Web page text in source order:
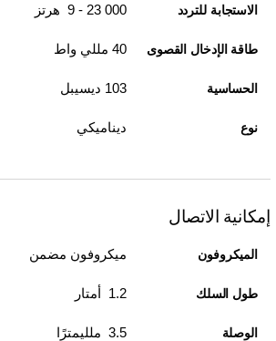
الاستجابة للتردد 9‎ - 23 000 هرتز
طاقة الإدخال القصوى 40 مللي واط
الحساسية 103 ديسيبل
نوع ديناميكي
إمكانية الاتصال
الميكروفون ميكروفون مضمن
طول السلك 1.2 أمتار
الوصلة 3.5 ملليمترًا